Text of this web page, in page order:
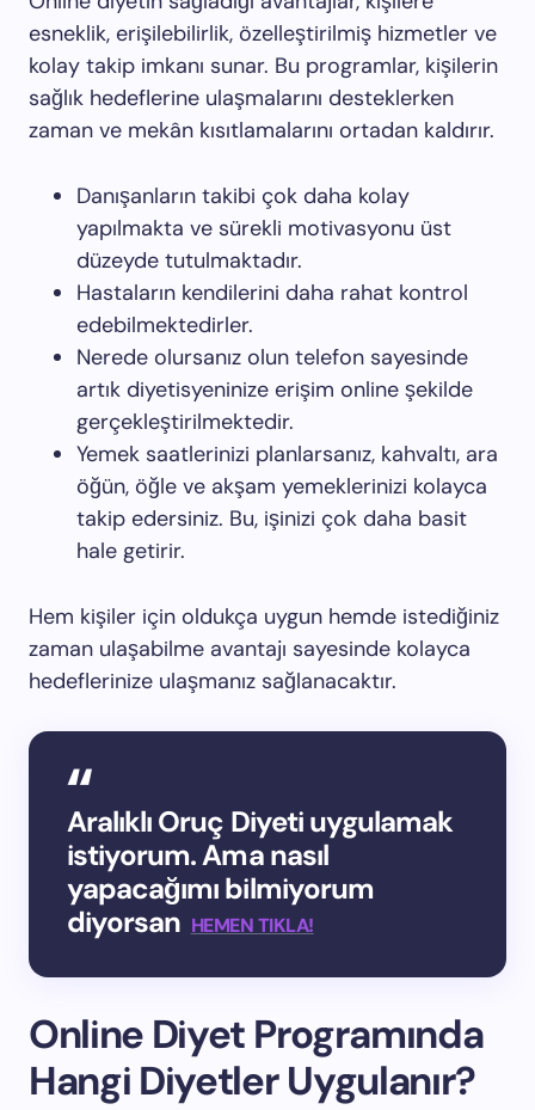
esneklik, erişilebilirlik, özelleştirilmiş hizmetler ve
kolay takip imkanı sunar. Bu programlar, kişilerin
sağlık hedeflerine ulaşmalarını desteklerken
zaman ve mekân kısıtlamalarını ortadan kaldırır.
Danışanların takibi çok daha kolay
yapılmakta ve sürekli motivasyonu üst
düzeyde tutulmaktadır.
Hastaların kendilerini daha rahat kontrol
edebilmektedirler.
Nerede olursanız olun telefon sayesinde
artık diyetisyeninize erişim online şekilde
gerçekleştirilmektedir.
Yemek saatlerinizi planlarsanız, kahvaltı, ara
öğün, öğle ve akşam yemeklerinizi kolayca
takip edersiniz. Bu, işinizi çok daha basit
hale getirir.
Hem kişiler için oldukça uygun hemde istediğiniz
zaman ulaşabilme avantajı sayesinde kolayca
hedeflerinize ulaşmanız sağlanacaktır.
Aralıklı Oruç Diyeti uygulamak
istiyorum. Ama nasıl
yapacağımı bilmiyorum
diyorsan HEMEN TIKLA!
Online Diyet Programında
Hangi Diyetler Uygulanır?